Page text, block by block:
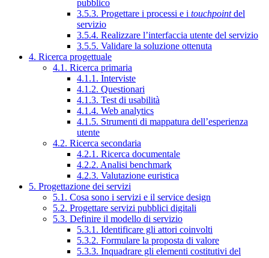
pubblico
3.5.3. Progettare i processi e i touchpointdel
servizio
3.5.4. Realizzare l’interfaccia utente del servizio
3.5.5. Validare la soluzione ottenuta
4. Ricerca progettuale
4.1. Ricerca primaria
4.1.1. Interviste
4.1.2. Questionari
4.1.3. Test di usabilità
4.1.4. Web analytics
4.1.5. Strumenti di mappatura dell’esperienza
utente
4.2. Ricerca secondaria
4.2.1. Ricerca documentale
4.2.2. Analisi benchmark
4.2.3. Valutazione euristica
5. Progettazione dei servizi
5.1. Cosa sono i servizi e il service design
5.2. Progettare servizi pubblici digitali
5.3. Definire il modello di servizio
5.3.1. Identificare gli attori coinvolti
5.3.2. Formulare la proposta di valore
5.3.3. Inquadrare gli elementi costitutivi del